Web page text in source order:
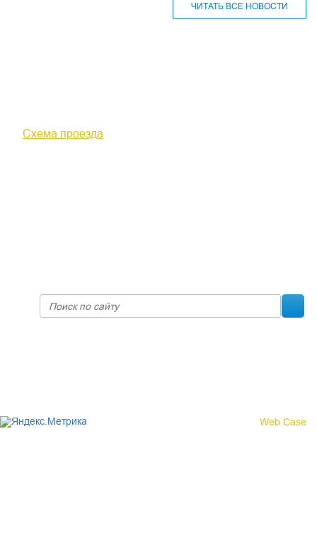
ЧИТАТЬ ВСЕ НОВОСТИ
Схема проезда
Web Case